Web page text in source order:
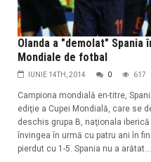
Olanda a "demolat" Spania
Mondiale de fotbal
IUNIE 14TH, 2014 0 617
Campiona mondială en-titre,
ediţie a Cupei Mondială, care se
deschis grupa B, naţionala
învingea în urmă cu patru ani în
pierdut cu 1-5. Spania nu a arătat...